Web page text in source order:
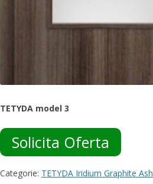
TETYDA model 3
Solicita Oferta
Categorie: TETYDA Iridium Graphite Ash